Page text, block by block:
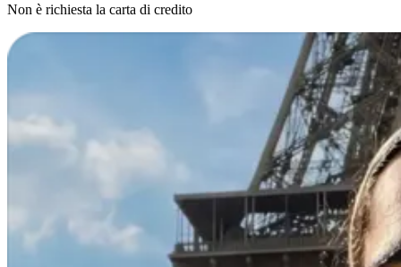
Non è richiesta la carta di credito